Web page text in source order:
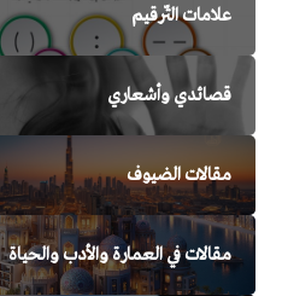
علامات التّرقيم
قصائدي وأشعاري
مقالات الضيوف
مقالات في العمارة والأدب والحياة